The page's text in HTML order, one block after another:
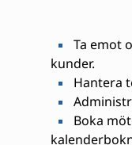
Ta emot
kunder.
Hantera
Boka